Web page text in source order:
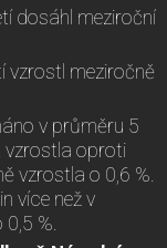
dosáhl meziroční
vzrostl meziročně
v průměru 5
vzrostla oproti
vzrostla o 0,6 %.
více než v
%.